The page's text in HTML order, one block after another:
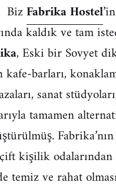
BizFabrika Hostel
kaldık ve tam
, Eski bir Sovyet
kafe-barları,
sanat
tamamen
kişilik odalarından
temiz ve rahat